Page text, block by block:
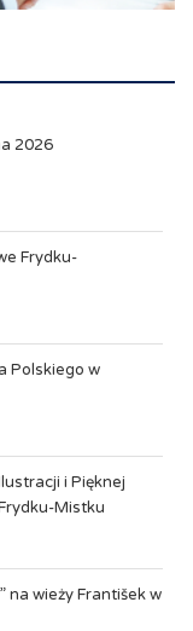
2026
Frydku-
Polskiego w
i Pięknej
Mistku
na wieży František w